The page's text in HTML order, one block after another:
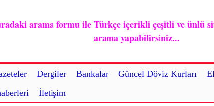
Dergiler Bankalar Güncel Döviz Kurları
İletişim
arama formu ile Türkçe içerikli çeşitli ve ünlü
arama yapabilirsiniz...